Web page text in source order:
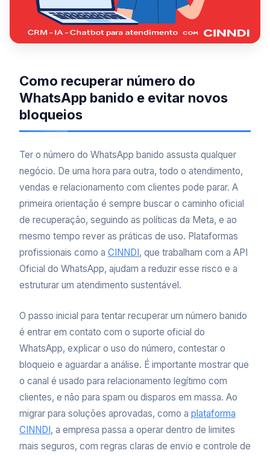
Como recuperar número do
WhatsApp banido e evitar novos
bloqueios
Ter o número do WhatsApp banido assusta qualquer
negócio. De uma hora para outra, todo o atendimento,
vendas e relacionamento com clientes pode parar. A
primeira orientação é sempre buscar o caminho oficial
de recuperação, seguindo as políticas da Meta, e ao
mesmo tempo rever as práticas de uso. Plataformas
profissionais como a CINNDI, que trabalham com a API
Oficial do WhatsApp, ajudam a reduzir esse risco e a
estruturar um atendimento sustentável.
O passo inicial para tentar recuperar um número banido
é entrar em contato com o suporte oficial do
WhatsApp, explicar o uso do número, contestar o
bloqueio e aguardar a análise. É importante mostrar que
o canal é usado para relacionamento legítimo com
clientes, e não para spam ou disparos em massa. Ao
migrar para soluções aprovadas, como a plataforma
CINNDI, a empresa passa a operar dentro de limites
mais seguros, com regras claras de envio e controle de